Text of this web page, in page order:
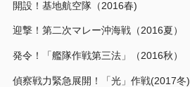
開設！基地航空隊（2016春)
迎撃！第二次マレー沖海戦（2016夏）
発令！「艦隊作戦第三法」（2016秋）
偵察戦力緊急展開！「光」作戦(2017冬)